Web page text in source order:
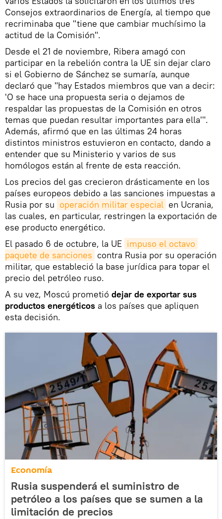
Consejos extraordinarios de Energía, al tiempo que
recriminaba que "tiene que cambiar muchísimo la
actitud de la Comisión".
Desde el 21 de noviembre, Ribera amagó con
participar en la rebelión contra la UE sin dejar claro
si el Gobierno de Sánchez se sumaría, aunque
declaró que "hay Estados miembros que van a decir:
'O se hace una propuesta seria o dejamos de
respaldar las propuestas de la Comisión en otros
temas que puedan resultar importantes para ella'".
Además, afirmó que en las últimas 24 horas
distintos ministros estuvieron en contacto, dando a
entender que su Ministerio y varios de sus
homólogos están al frente de esta reacción.
Los precios del gas crecieron drásticamente en los
países europeos debido a las sanciones impuestas a
Rusia por su operación militar especial en Ucrania,
las cuales, en particular, restringen la exportación de
ese producto energético.
El pasado 6 de octubre, la UE impuso el octavo
paquete de sanciones contra Rusia por su operación
militar, que estableció la base jurídica para topar el
precio del petróleo ruso.
A su vez, Moscú prometió dejar de exportar sus
productos energéticos a los países que apliquen
esta decisión.
Economía
Rusia suspenderá el suministro de
petróleo a los países que se sumen a la
limitación de precios